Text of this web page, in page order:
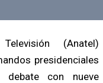
(Anatel)
presidenciales
con nueve